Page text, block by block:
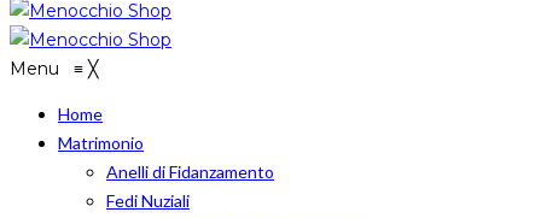
Menu ≡ ╳
Home
Matrimonio
Anelli di Fidanzamento
Fedi Nuziali